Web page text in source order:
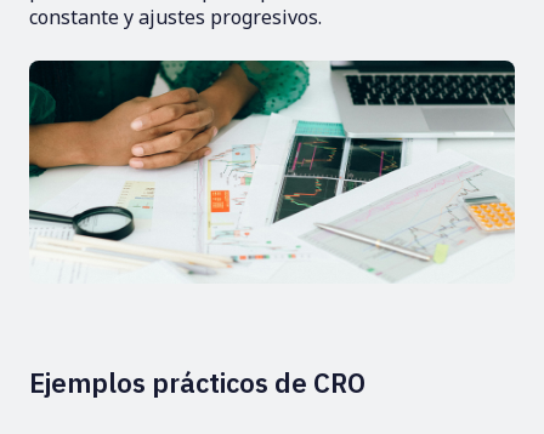
constante y ajustes progresivos.
Ejemplos prácticos de CRO